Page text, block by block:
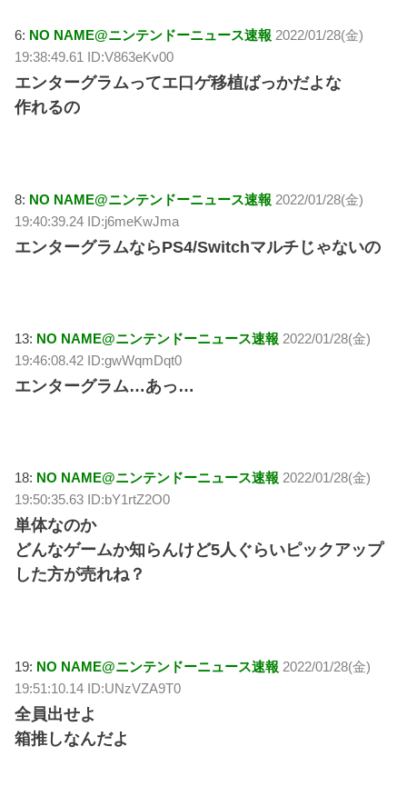
6: NO NAME@ニンテンドーニュース速報 2022/01/28(金)
19:38:49.61 ID:V863eKv00
エンターグラムってエ口ゲ移植ばっかだよな
作れるの
8: NO NAME@ニンテンドーニュース速報 2022/01/28(金)
19:40:39.24 ID:j6meKwJma
エンターグラムならPS4/Switchマルチじゃないの
13: NO NAME@ニンテンドーニュース速報 2022/01/28(金)
19:46:08.42 ID:gwWqmDqt0
エンターグラム…あっ…
18: NO NAME@ニンテンドーニュース速報 2022/01/28(金)
19:50:35.63 ID:bY1rtZ2O0
単体なのか
どんなゲームか知らんけど5人ぐらいピックアップ
した方が売れね？
19: NO NAME@ニンテンドーニュース速報 2022/01/28(金)
19:51:10.14 ID:UNzVZA9T0
全員出せよ
箱推しなんだよ